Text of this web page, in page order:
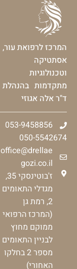
המרכז לרפואת עור,
אסתטיקה
וטכנולוגיות
מתקדמות בהנהלת
ד"ר אלה אגוזי
053-9458856
050-5542674
office@drellae
gozi.co.il
ז'בוטינסקי 35,
מגדלי התאומים
2, רמת גן
(המרכז הרפואי
ממוקם מחוץ
לבניין התאומים
מספר 2 בחלקו
האחורי)